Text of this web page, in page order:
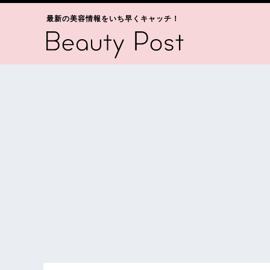
最新の美容情報をいち早くキャッチ！